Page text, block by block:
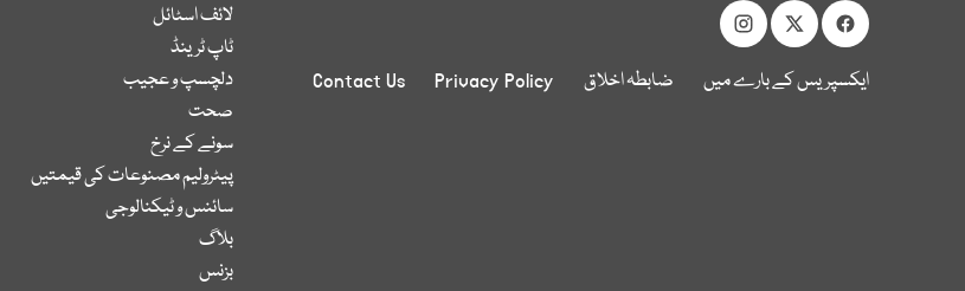
ایکسپریس کے بارے میں ضابطہ اخلاق Privacy Policy
Contact Us
لائف اسٹائل
ٹاپ ٹرینڈ
دلچسپ و عجیب
صحت
سونے کے نرخ
پیٹرولیم مصنوعات کی قیمتیں
سائنس و ٹیکنالوجی
بلاگ
بزنس